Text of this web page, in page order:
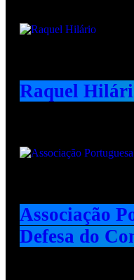
Raquel
Associação
Defesa do